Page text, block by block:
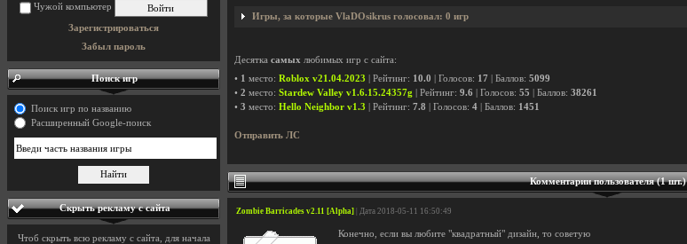
Игры, за которые VlaDOsikrus голосовал: 0 игр
Десятка самых любимых игр с сайта:
• 1 место: Roblox v21.04.2023 | Рейтинг: 10.0 | Голосов: 17 | Баллов: 5099
• 2 место: Stardew Valley v1.6.15.24357g | Рейтинг: 9.6 | Голосов: 55 | Баллов: 38261
• 3 место: Hello Neighbor v1.3 | Рейтинг: 7.8 | Голосов: 4 | Баллов: 1451
Отправить ЛС
Комментарии пользователя (1 шт.)
Zombie Barricades v2.11 [Alpha] | Дата 2018-05-11 16:50:49
Конечно, если вы любите "квадратный" дизайн, то советую
Чужой компьютер
Зарегистрироваться
Забыл пароль
Поиск игр
Поиск игр по названию
Расширенный Google-поиск
Скрыть рекламу с сайта
Чтоб скрыть всю рекламу с сайта, для начала